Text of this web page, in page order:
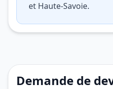
et Haute-Savoie.
Demande de